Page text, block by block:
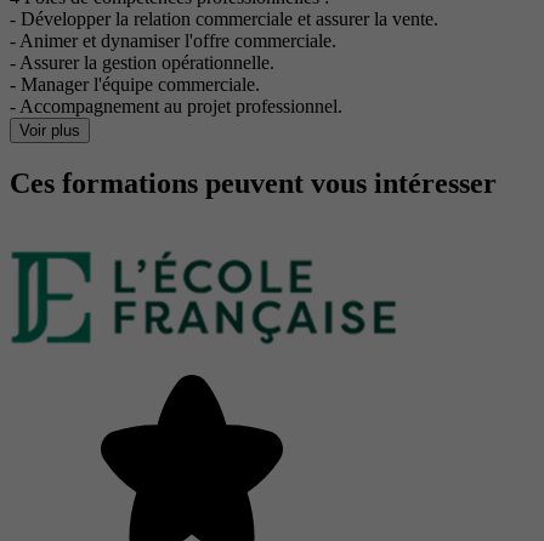
- Développer la relation commerciale et assurer la vente.
- Animer et dynamiser l'offre commerciale.
- Assurer la gestion opérationnelle.
- Manager l'équipe commerciale.
- Accompagnement au projet professionnel.
Voir plus
Ces formations peuvent vous intéresser